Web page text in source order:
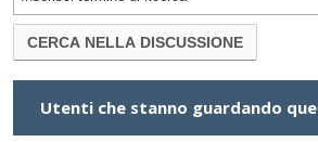
Utenti che stanno guardando